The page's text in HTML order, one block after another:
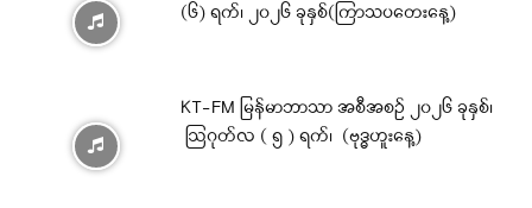
(၆) ရက်၊ ၂၀၂၆ ခုနှစ်(ကြာသပတေးနေ့)
KT-FM မြန်မာဘာသာ အစီအစဉ် ၂၀၂၆ ခုနှစ်၊
ဩဂုတ်လ ( ၅ ) ရက်၊ (ဗုဒ္ဓဟူးနေ့)